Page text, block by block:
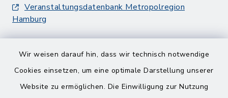
Wir weisen darauf hin, dass wir technisch notwendige
Cookies einsetzen, um eine optimale Darstellung unserer
Website zu ermöglichen. Die Einwilligung zur Nutzung
Veranstaltungsdatenbank Metropolregion
Hamburg